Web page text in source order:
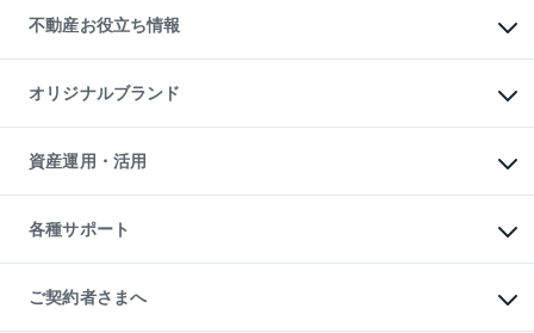
貸すガイド
事業用不動産
マンション投資
投資用マンション
アパート経営
収益物件
ビル購入（ビル一棟）
投資用不動産の売却査定
事業用不動産の売却査定
不動産お役立ち情報
マンションライブラリー
人気マンションランキング
暮らしに役立つ不動産メディア
不動産相場・不動産価格情報
不動産コラム・ニュース
不動産用語集
不動産なんでもネット相談室
住まいの税金
オリジナルブランド
一棟リノベーションマンション
L`GENTE（ルジェンテ）
区分リノベーションマンション
投資用一棟レジデンスWELL
不動産小口投資
LEGACIA（レガシア）
資産運用・活用
不動産M&A
アセットマネジメント・出資
各種サポート
相続サポート
リフォームサポート
ご契約者さまへ